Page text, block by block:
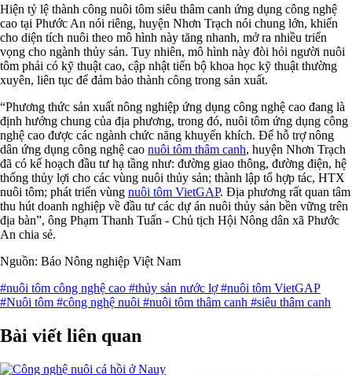
Hiện tỷ lệ thành công nuôi tôm siêu thâm canh ứng dụng công nghệ
cao tại Phước An nói riêng, huyện Nhơn Trạch nói chung lớn, khiến
cho diện tích nuôi theo mô hình này tăng nhanh, mở ra nhiều triển
vọng cho ngành thủy sản. Tuy nhiên, mô hình này đòi hỏi người nuôi
tôm phải có kỹ thuật cao, cập nhật tiến bộ khoa học kỹ thuật thường
xuyên, liên tục để đảm bảo thành công trong sản xuất.
“Phương thức sản xuất nông nghiệp ứng dụng công nghệ cao đang là
định hướng chung của địa phương, trong đó, nuôi tôm ứng dụng công
nghệ cao được các ngành chức năng khuyến khích. Để hỗ trợ nông
dân ứng dụng công nghệ cao nuôi tôm thâm canh, huyện Nhơn Trạch
đã có kế hoạch đầu tư hạ tầng như: đường giao thông, đường điện, hệ
thống thủy lợi cho các vùng nuôi thủy sản; thành lập tổ hợp tác, HTX
nuôi tôm; phát triển vùng nuôi tôm VietGAP. Địa phương rất quan tâm
thu hút doanh nghiệp về đầu tư các dự án nuôi thủy sản bền vững trên
địa bàn”, ông Phạm Thanh Tuấn - Chủ tịch Hội Nông dân xã Phước
An chia sẻ.
Nguồn: Báo Nông nghiệp Việt Nam
#nuôi tôm công nghệ cao #thủy sản nước lợ#nuôi tôm VietGAP
#Nuôi tôm #công nghệ nuôi #nuôi tôm thâm canh #siêu thâm canh
Bài viết liên quan